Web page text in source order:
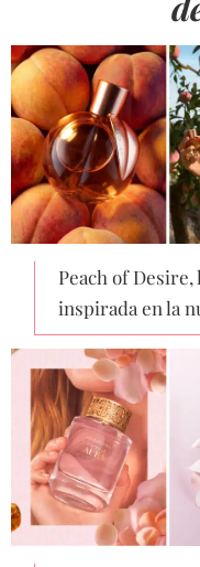
Peach of Desire,
inspirada en la